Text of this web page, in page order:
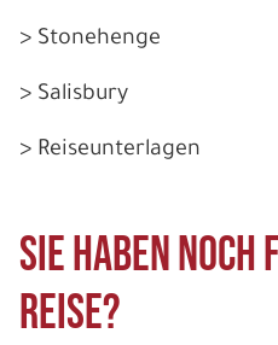
> Stonehenge
> Salisbury
> Reiseunterlagen
Sie haben noch
Reise?